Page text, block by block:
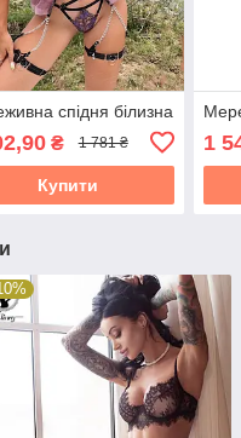
спідня білизна
₴ 1 781 ₴
Купити
1